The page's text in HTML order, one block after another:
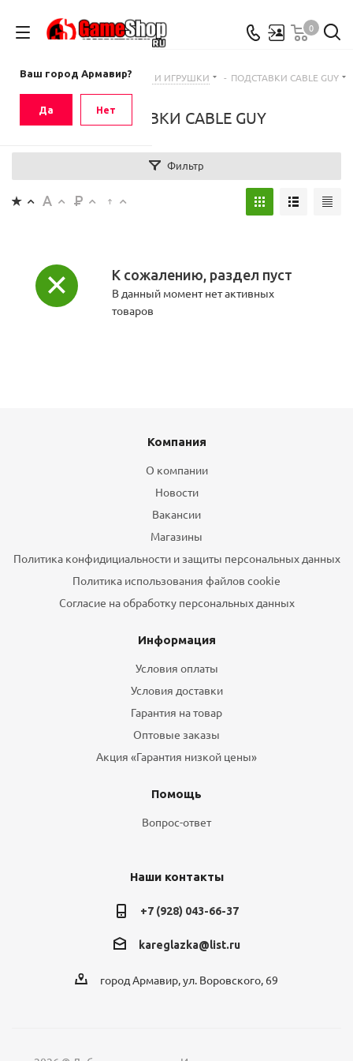
Ваш город Армавир?
Да Нет
0
Главная - Каталог - ФИГУРКИ И ИГРУШКИ - ПОДСТАВКИ CABLE GUY
ПОДСТАВКИ CABLE GUY
Фильтр
К сожалению, раздел пуст
В данный момент нет активных
товаров
Компания
О компании
Новости
Вакансии
Магазины
Политика конфидициальности и защиты персональных данных
Политика использования файлов cookie
Согласие на обработку персональных данных
Информация
Условия оплаты
Условия доставки
Гарантия на товар
Оптовые заказы
Акция «Гарантия низкой цены»
Помощь
Вопрос-ответ
Наши контакты
+7 (928) 043-66-37
kareglazka@list.ru
город Армавир, ул. Воровского, 69